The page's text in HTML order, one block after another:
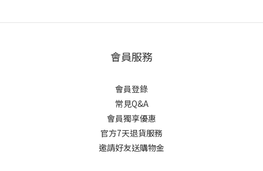
會員服務
會員登錄
常見Q&A
會員獨享優惠
官方7天退貨服務
邀請好友送購物金